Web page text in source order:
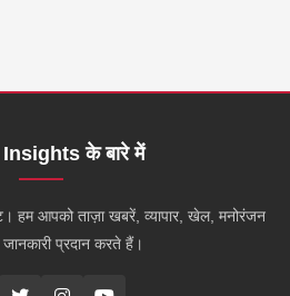
के बारे में
हम आपको ताज़ा खबरें, व्यापार, खेल, मनोरंजन
प्रदान करते हैं।